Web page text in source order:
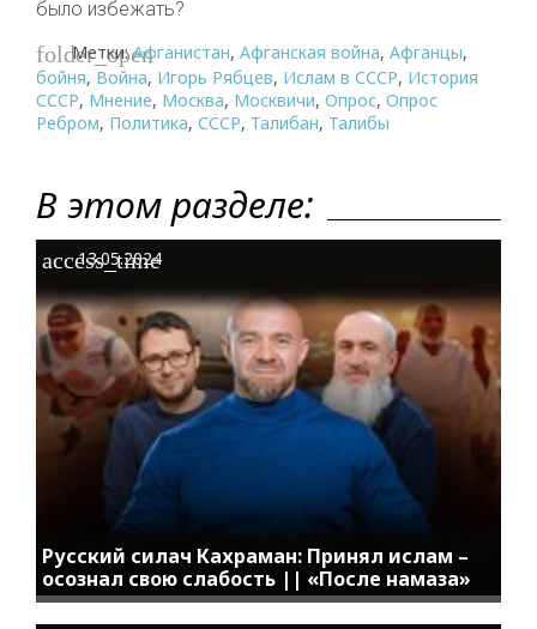
было избежать?
folder_open
Метки:Афганистан, Афганская война, Афганцы,
бойня, Война, Игорь Рябцев, Ислам в СССР, История
СССР, Мнение, Москва, Москвичи, Опрос, Опрос
Ребром, Политика, СССР, Талибан, Талибы
В этом разделе:
Русский силач Кахраман: Принял ислам –
осознал свою слабость || «После намаза»
access_time
13.05.2024